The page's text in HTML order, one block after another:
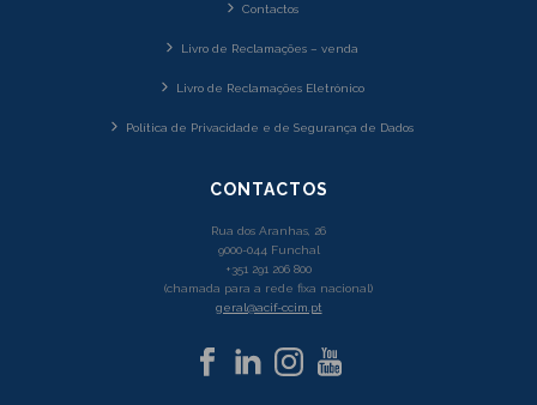
Contactos
Livro de Reclamações – venda
Livro de Reclamações Eletrónico
Política de Privacidade e de Segurança de Dados
CONTACTOS
Rua dos Aranhas, 26
9000-044 Funchal
+351 291 206 800
(chamada para a rede fixa nacional)
geral@acif-ccim.pt